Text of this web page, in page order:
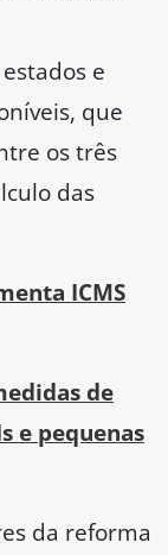
e
que
os três
das
ICMS
de
e pequenas
da reforma